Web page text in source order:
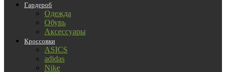
Гардероб
Одежда
Обувь
Аксессуары
Кроссовки
ASICS
adidas
Nike